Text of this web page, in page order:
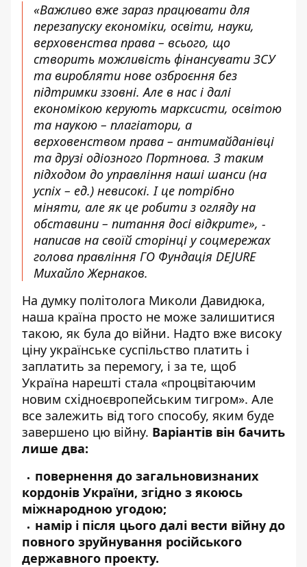
«Важливо вже зараз працювати для
перезапуску економіки, освіти, науки,
верховенства права – всього, що
створить можливість фінансувати ЗСУ
та виробляти нове озброєння без
підтримки ззовні. Але в нас і далі
економікою керують марксисти, освітою
та наукою – плагіатори, а
верховенством права – антимайданівці
та друзі одіозного Портнова. З таким
підходом до управління наші шанси (на
успіх – ед.) невисокі. І це потрібно
міняти, але як це робити з огляду на
обставини – питання досі відкрите», -
написав на своїй сторінці у соцмережах
голова правління ГО Фундація DEJURE
Михайло Жернаков.
На думку політолога Миколи Давидюка,
наша країна просто не може залишитися
такою, як була до війни. Надто вже високу
ціну українське суспільство платить і
заплатить за перемогу, і за те, щоб
Україна нарешті стала «процвітаючим
новим східноєвропейським тигром». Але
все залежить від того способу, яким буде
завершено цю війну. Варіантів він бачить
лише два:
повернення до загальновизнаних
кордонів України, згідно з якоюсь
міжнародною угодою;
намір і після цього далі вести війну до
повного зруйнування російського
державного проекту.